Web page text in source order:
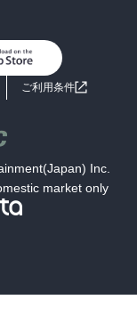
ノベ
せ
ご利用条件
Inc.
market only